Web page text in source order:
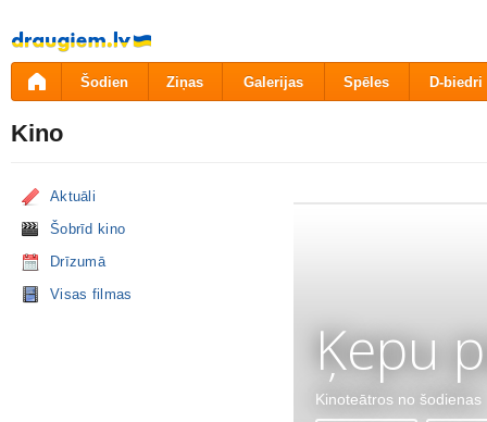
Pāriet
uz
saturu
Šodien Ziņas Galerijas Spēles D-biedri
Kino
Aktuāli
Šobrīd kino
Drīzumā
Visas filmas
Ķepu
Kinoteātros no šodienas